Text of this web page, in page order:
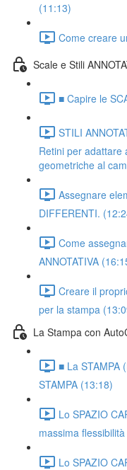
(11:13)
Come creare
Scale e Stili
■ Capire le
STILI
Retini per adattare
geometriche al
Assegnare
DIFFERENTI.
Come
ANNOTATIVA
Creare il
per la stampa
La Stampa con
■ La STAMPA
STAMPA (13:18)
Lo SPAZIO
massima
Lo SPAZIO